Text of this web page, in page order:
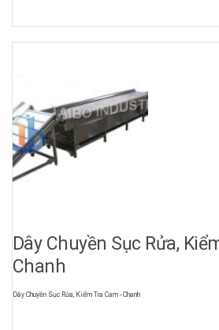
Dây Chuyền Sục Rửa,
Chanh
Dây Chuyền Sục Rửa, Kiểm Tra Cam - Chanh